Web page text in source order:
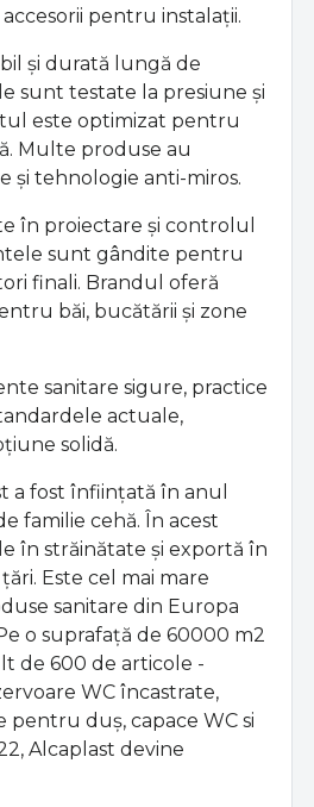
accesorii pentru instalații.
și durată lungă de
sunt testate la presiune și
este optimizat pentru
Multe produse au
și tehnologie anti-miros.
în proiectare și controlul
sunt gândite pentru
finali. Brandul oferă
băi, bucătării și zone
sanitare sigure, practice
actuale,
solidă.
a fost înființată în anul
familie cehă. În acest
în străinătate și exportă în
Este cel mai mare
sanitare din Europa
o suprafață de 60000 m2
de 600 de articole -
WC încastrate,
pentru duș, capace WC si
Alcaplast devine